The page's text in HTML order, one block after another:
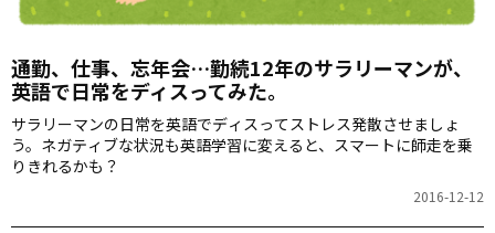
通勤、仕事、忘年会…勤続12年のサラリーマンが、
英語で日常をディスってみた。
サラリーマンの日常を英語でディスってストレス発散させましょ
う。ネガティブな状況も英語学習に変えると、スマートに師走を乗
りきれるかも？
2016-12-12